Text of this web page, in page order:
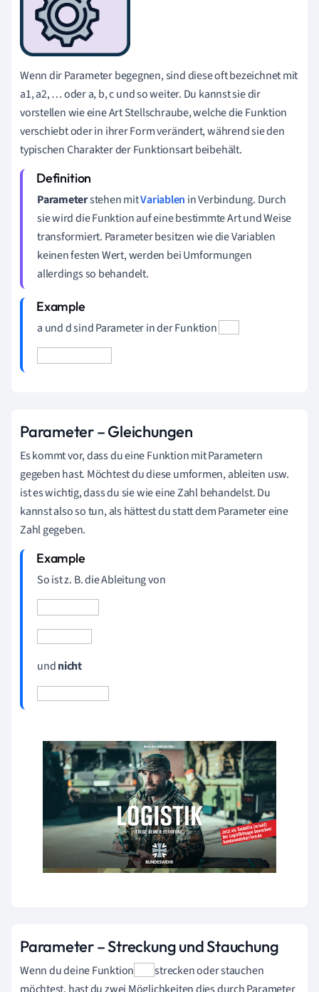
Wenn dir Parameter begegnen, sind diese oft bezeichnet mit
a1,a2, … oder a, b, c und so weiter. Du kannst sie dir
vorstellen wie eine Art Stellschraube, welche die Funktion
verschiebt oder in ihrer Form verändert, während sie den
typischen Charakter der Funktionsart beibehält.
Parameterstehen mitVariablen in Verbindung. Durch
sie wird die Funktion auf eine bestimmte Art und Weise
transformiert. Parameter besitzen wie die Variablen
keinen festen Wert, werden bei Umformungen
allerdings so behandelt.
a und d sind Parameter in der Funktion
Parameter – Gleichungen
Es kommt vor, dass du eine Funktion mit Parametern
gegeben hast. Möchtest du diese umformen, ableiten usw.
ist es wichtig, dass du sie wie eine Zahl behandelst. Du
kannst also so tun, als hättest du statt dem Parameter eine
Zahl gegeben.
So ist z. B. die Ableitung von
undnicht
Parameter – Streckung und Stauchung
Wenn du deine Funktion
strecken oder stauchen